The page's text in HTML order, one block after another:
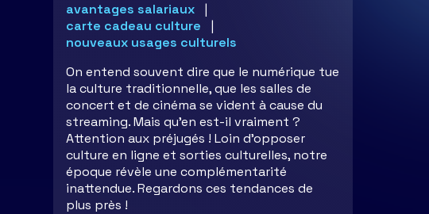
avantages salariaux
carte cadeau culture
nouveaux usages culturels
On entend souvent dire que le numérique tue
la culture traditionnelle, que les salles de
concert et de cinéma se vident à cause du
streaming. Mais qu’en est-il vraiment ?
Attention aux préjugés ! Loin d’opposer
culture en ligne et sorties culturelles, notre
époque révèle une complémentarité
inattendue. Regardons ces tendances de
plus près !